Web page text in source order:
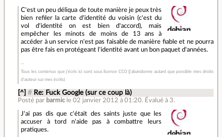
C'est un peu déliqua de toute manière je peux très
bien refiler la carte d'identité du voisin (c'est du
vol d'identité on est bien d'accord), mais
empêcher les minots de moins de 13 ans à
accéder à un service n'est pas faisable de manière fiable et ne pourra
pas être fais en protégeant l'identité avant un bon paquet d'années.
Tous les contenus que j'écris ici sont sous licence CC0 (j'abandonne autant que possible mes droits
d'auteur sur mes écrits)
[^] # Re: Fuck Google (sur ce coup là)
Posté par barmic le 02 janvier 2012 à 01:20. Évalué à 3.
J'ai pas dis que c'était des saints juste que les
accuser à tord n'aide pas à combattre leurs
pratiques.